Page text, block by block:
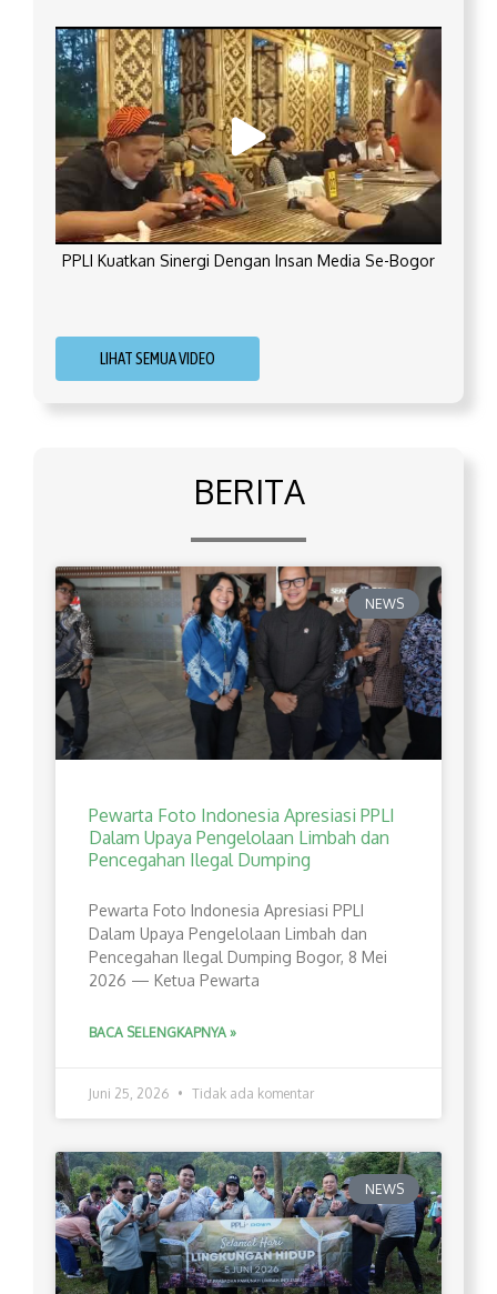
PPLI Kuatkan Sinergi Dengan Insan Media Se-Bogor
LIHAT SEMUA VIDEO
BERITA
NEWS
Pewarta Foto Indonesia Apresiasi PPLI
Dalam Upaya Pengelolaan Limbah dan
Pencegahan Ilegal Dumping
Pewarta Foto Indonesia Apresiasi PPLI
Dalam Upaya Pengelolaan Limbah dan
Pencegahan Ilegal Dumping Bogor, 8 Mei
2026 — Ketua Pewarta
BACA SELENGKAPNYA »
Juni 25, 2026 Tidak ada komentar
NEWS